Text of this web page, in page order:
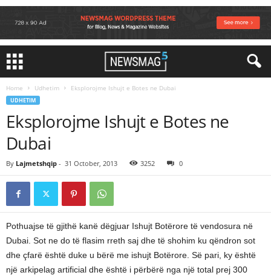
Home Udhetim Eksplorojme Ishujt e Botes ne Dubai
UDHETIM
Eksplorojme Ishujt e Botes ne
Dubai
By Lajmetshqip - 31 October, 2013 3252 0
Pothuajse të gjithë kanë dëgjuar Ishujt Botërore të vendosura në
Dubai. Sot ne do të flasim rreth saj dhe të shohim ku qëndron sot
dhe çfarë është duke u bërë me ishujt Botërore. Së pari, ky është
një arkipelag artificial dhe është i përbërë nga një total prej 300